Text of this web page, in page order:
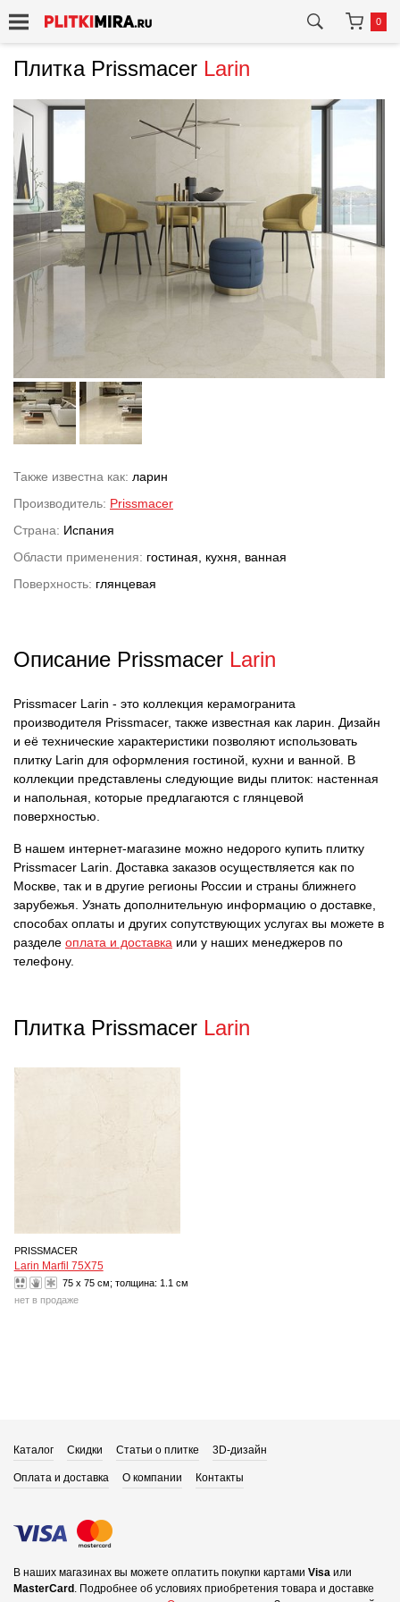
0
Плитка Prissmacer Larin
Также известна как: ларин
Производитель: Prissmacer
Страна: Испания
Области применения: гостиная, кухня, ванная
Поверхность: глянцевая
Описание Prissmacer Larin
Prissmacer Larin - это коллекция керамогранита
производителя Prissmacer, также известная как ларин. Дизайн
и её технические характеристики позволяют использовать
плитку Larin для оформления гостиной, кухни и ванной. В
коллекции представлены следующие виды плиток: настенная
и напольная, которые предлагаются с глянцевой
поверхностью.
В нашем интернет-магазине можно недорого купить плитку
Prissmacer Larin. Доставка заказов осуществляется как по
Москве, так и в другие регионы России и страны ближнего
зарубежья. Узнать дополнительную информацию о доставке,
способах оплаты и других сопутствующих услугах вы можете в
разделе оплата и доставка или у наших менеджеров по
телефону.
Плитка Prissmacer Larin
PRISSMACER
Larin Marfil 75X75
75 x 75 см; толщина: 1.1 см
нет в продаже
Каталог Скидки Статьи о плитке 3D-дизайн
Оплата и доставка О компании Контакты
В наших магазинах вы можете оплатить покупки картами Visa или
MasterCard . Подробнее об условиях приобретения товара и доставке